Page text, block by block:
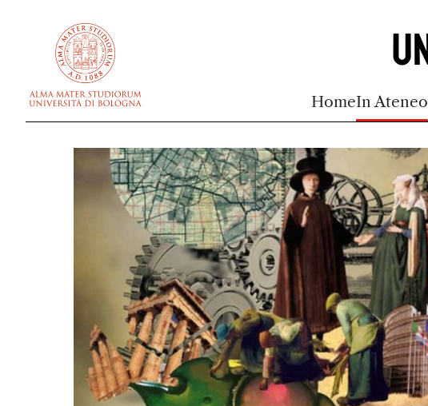
HomeIn Ateneo